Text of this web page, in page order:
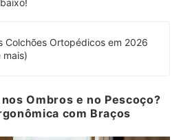
Colchões Ortopédicos em 2026
mais)
Ombros e no Pescoço?
com Braços